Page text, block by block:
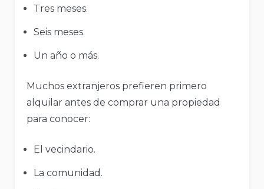
Tres meses.
Seis meses.
Un año o más.
Muchos extranjeros prefieren primero
alquilar antes de comprar una propiedad
para conocer:
El vecindario.
La comunidad.